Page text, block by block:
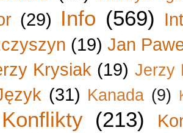
(29) Info (569)
(19) Jan
Krysiak (19) Jerzy
(31) Kanada (9)
Konflikty (213)